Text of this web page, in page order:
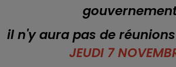
il n'y aura pas de
JEUDI 7